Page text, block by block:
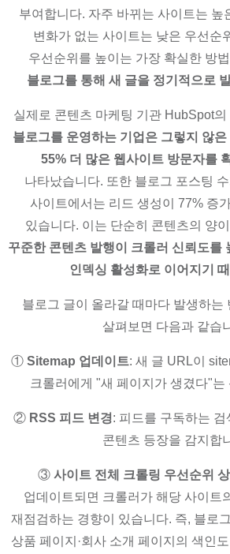
부여합니다. 자주 바뀌는 사이트는 높
변화가 없는 사이트는 낮은 우선순
우선순위를 높이는 가장 확실한 방
블로그를 통해 새 글을 정기적으로
실제로 콘텐츠 마케팅 기관 HubSpot
블로그를 운영하는 기업은 그렇지 않
55% 더 많은 웹사이트 방문자를
나타났습니다. 또한 블로그 포스팅
사이트에서는 리드 생성이 77% 증
있습니다. 이는 단순히 콘텐츠의 양
꾸준한 콘텐츠 발행이 크롤러 신뢰도를
인덱싱 활성화로 이어지기
블로그 글이 올라갈 때마다 발생하는
살펴보면 다음과 같습
① Sitemap 업데이트: 새 글 URL이
크롤러에게 "새 페이지가 생겼다"는
② RSS 피드 변경: 피드를 구독하는 검
콘텐츠 등장을 감지합
③ 사이트 전체 크롤링 우선순위
업데이트되면 크롤러가 해당 사이트
재점검하는 경향이 있습니다. 즉, 블로
상품 페이지·회사 소개 페이지의 색인